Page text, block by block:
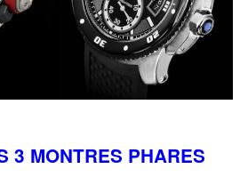
3 MONTRES PHARES